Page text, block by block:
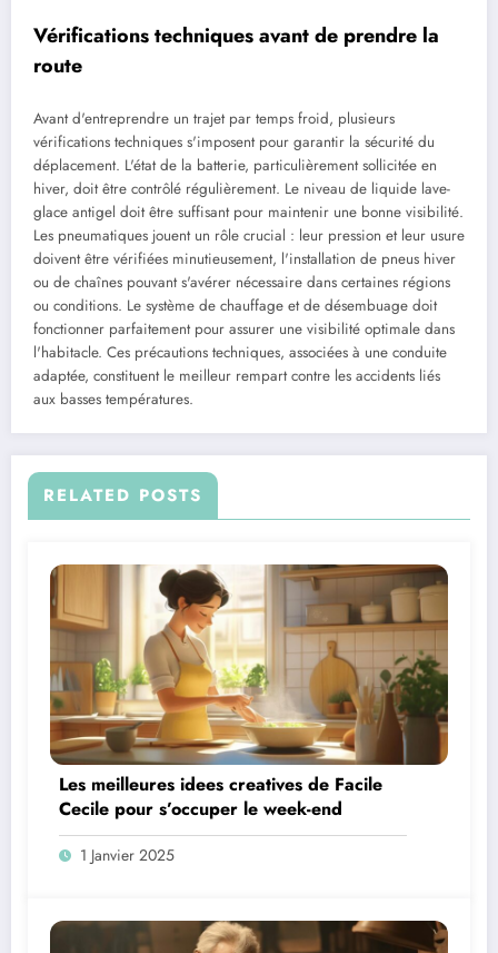
Vérifications techniques avant de prendre la
route
Avant d'entreprendre un trajet par temps froid, plusieurs
vérifications techniques s'imposent pour garantir la sécurité du
déplacement. L'état de la batterie, particulièrement sollicitée en
hiver, doit être contrôlé régulièrement. Le niveau de liquide lave-
glace antigel doit être suffisant pour maintenir une bonne visibilité.
Les pneumatiques jouent un rôle crucial : leur pression et leur usure
doivent être vérifiées minutieusement, l'installation de pneus hiver
ou de chaînes pouvant s'avérer nécessaire dans certaines régions
ou conditions. Le système de chauffage et de désembuage doit
fonctionner parfaitement pour assurer une visibilité optimale dans
l'habitacle. Ces précautions techniques, associées à une conduite
adaptée, constituent le meilleur rempart contre les accidents liés
aux basses températures.
RELATED POSTS
Les meilleures idees creatives de Facile
Cecile pour s’occuper le week-end
1 Janvier 2025